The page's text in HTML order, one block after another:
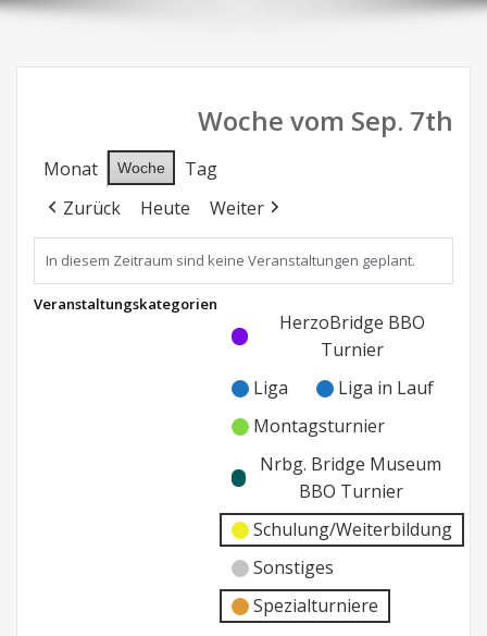
Woche vom Sep. 7th
Monat Woche
Tag
Zurück
Heute Weiter
In diesem Zeitraum sind keine Veranstaltungen geplant.
Veranstaltungskategorien
Kategorie
ohne
Kategorie
HerzoBridge BBO
Turnier
Liga
Liga in Lauf
Montagsturnier
Nrbg. Bridge Museum
BBO Turnier
Schulung/Weiterbildung
Sonstiges
Spezialturniere